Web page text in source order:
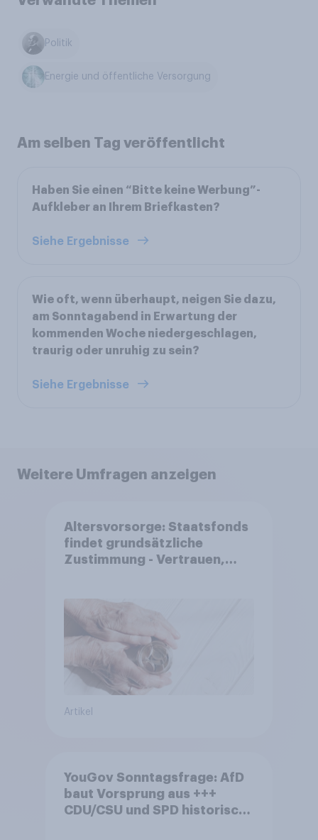
Politik
Energie und öffentliche Versorgung
Am selben Tag veröffentlicht
Haben Sie einen “Bitte keine Werbung”-
Aufkleber an Ihrem Briefkasten?
Siehe Ergebnisse
Wie oft, wenn überhaupt, neigen Sie dazu,
am Sonntagabend in Erwartung der
kommenden Woche niedergeschlagen,
traurig oder unruhig zu sein?
Siehe Ergebnisse
Weitere Umfragen anzeigen
Altersvorsorge: Staatsfonds
findet grundsätzliche
Zustimmung - Vertrauen,
Akzeptanz
Artikel
YouGov Sonntagsfrage: AfD
baut Vorsprung aus +++
CDU/CSU und SPD historisch